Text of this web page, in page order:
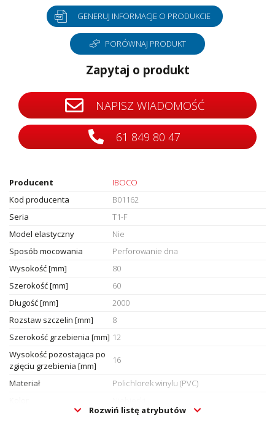
GENERUJ INFORMACJE O PRODUKCIE
PORÓWNAJ PRODUKT
Zapytaj o produkt
NAPISZ WIADOMOŚĆ
61 849 80 47
Producent
IBOCO
Kod producenta
B01162
Seria
T1-F
Model elastyczny
Nie
Sposób mocowania
Perforowanie dna
Wysokość [mm]
80
Szerokość [mm]
60
Długość [mm]
2000
Rozstaw szczelin [mm]
8
Szerokość grzebienia [mm] 12
Wysokość pozostająca po
zgięciu grzebienia [mm]
16
Materiał
Polichlorek winylu (PVC)
Rozwiń listę atrybutów